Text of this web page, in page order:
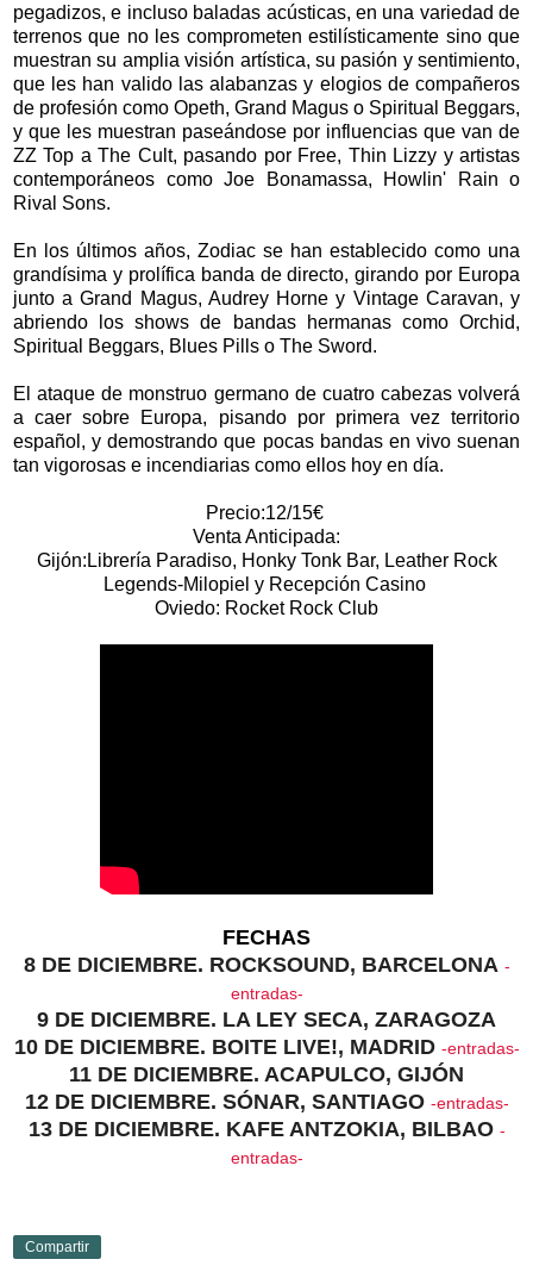
pegadizos, e incluso baladas acústicas, en una variedad de
terrenos que no les comprometen estilísticamente sino que
muestran su amplia visión artística, su pasión y sentimiento,
que les han valido las alabanzas y elogios de compañeros
de profesión como Opeth, Grand Magus o Spiritual Beggars,
y que les muestran paseándose por influencias que van de
ZZ Top a The Cult, pasando por Free, Thin Lizzy y artistas
contemporáneos como Joe Bonamassa, Howlin' Rain o
Rival Sons.
En los últimos años, Zodiac se han establecido como una
grandísima y prolífica banda de directo, girando por Europa
junto a Grand Magus, Audrey Horne y Vintage Caravan, y
abriendo los shows de bandas hermanas como Orchid,
Spiritual Beggars, Blues Pills o The Sword.
El ataque de monstruo germano de cuatro cabezas volverá
a caer sobre Europa, pisando por primera vez territorio
español, y demostrando que pocas bandas en vivo suenan
tan vigorosas e incendiarias como ellos hoy en día.
Precio:12/15€
Venta Anticipada:
Gijón:Librería Paradiso, Honky Tonk Bar, Leather Rock
Legends-Milopiel y Recepción Casino
Oviedo: Rocket Rock Club
FECHAS
8 DE DICIEMBRE. ROCKSOUND, BARCELONA -
entradas-
9 DE DICIEMBRE. LA LEY SECA, ZARAGOZA
10 DE DICIEMBRE. BOITE LIVE!, MADRID -entradas-
11 DE DICIEMBRE. ACAPULCO, GIJÓN
12 DE DICIEMBRE. SÓNAR, SANTIAGO -entradas-
13 DE DICIEMBRE. KAFE ANTZOKIA, BILBAO -
entradas-
Compartir